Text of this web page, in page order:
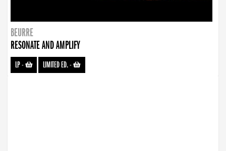
BEURRE
RESONATE AND AMPLIFY
LP- LIMITED ED.-